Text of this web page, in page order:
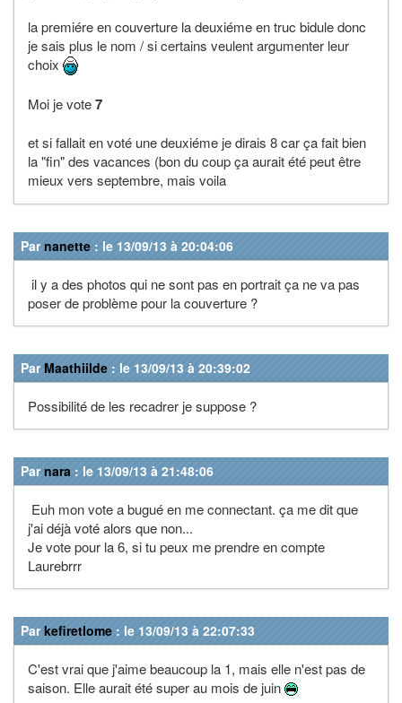
la premiére en couverture la deuxiéme en truc bidule donc
je sais plus le nom / si certains veulent argumenter leur
choix
Moi je vote7
et si fallait en voté une deuxiéme je dirais 8 car ça fait bien
la "fin" des vacances (bon du coup ça aurait été peut être
mieux vers septembre, mais voila
Parnanette : le 13/09/13 à 20:04:06
il y a des photos qui ne sont pas en portrait ça ne va pas
poser de problème pour la couverture ?
Par Maathiilde : le 13/09/13 à 20:39:02
Possibilité de les recadrer je suppose ?
Parnara : le 13/09/13 à 21:48:06
Euh mon vote a bugué en me connectant. ça me dit que
j'ai déjà voté alors que non...
Je vote pour la 6, si tu peux me prendre en compte
Laurebrrr
Parkefiretlome : le 13/09/13 à 22:07:33
C'est vrai que j'aime beaucoup la 1, mais elle n'est pas de
saison. Elle aurait été super au mois de juin